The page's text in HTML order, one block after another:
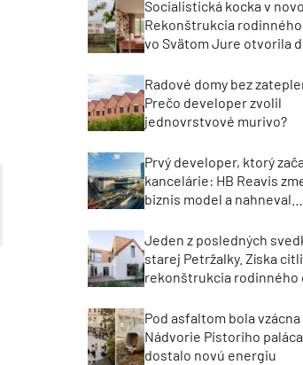
Socialistická kocka v
Rekonštrukcia
vo Svätom Jure otvorila
Radové domy bez
Prečo developer zvolil
jednovrstvové murivo?
Prvý developer, ktorý
kancelárie: HB Reavis
biznis model a nahneval
Jeden z posledných
starej Petržalky. Získa
rekonštrukcia rodinného
Pod asfaltom bola vzácna
Nádvorie Pistoriho paláca
dostalo novú energiu